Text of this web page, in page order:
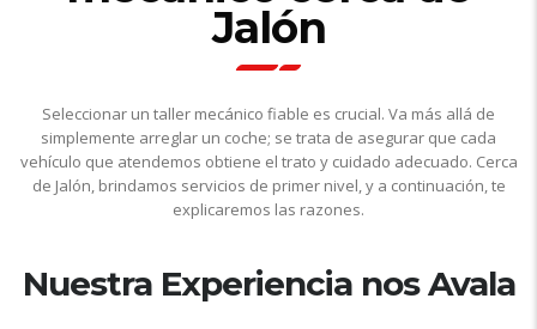
Jalón
Seleccionar un taller mecánico fiable es crucial. Va más allá de
simplemente arreglar un coche; se trata de asegurar que cada
vehículo que atendemos obtiene el trato y cuidado adecuado. Cerca
de Jalón, brindamos servicios de primer nivel, y a continuación, te
explicaremos las razones.
Nuestra Experiencia nos Avala